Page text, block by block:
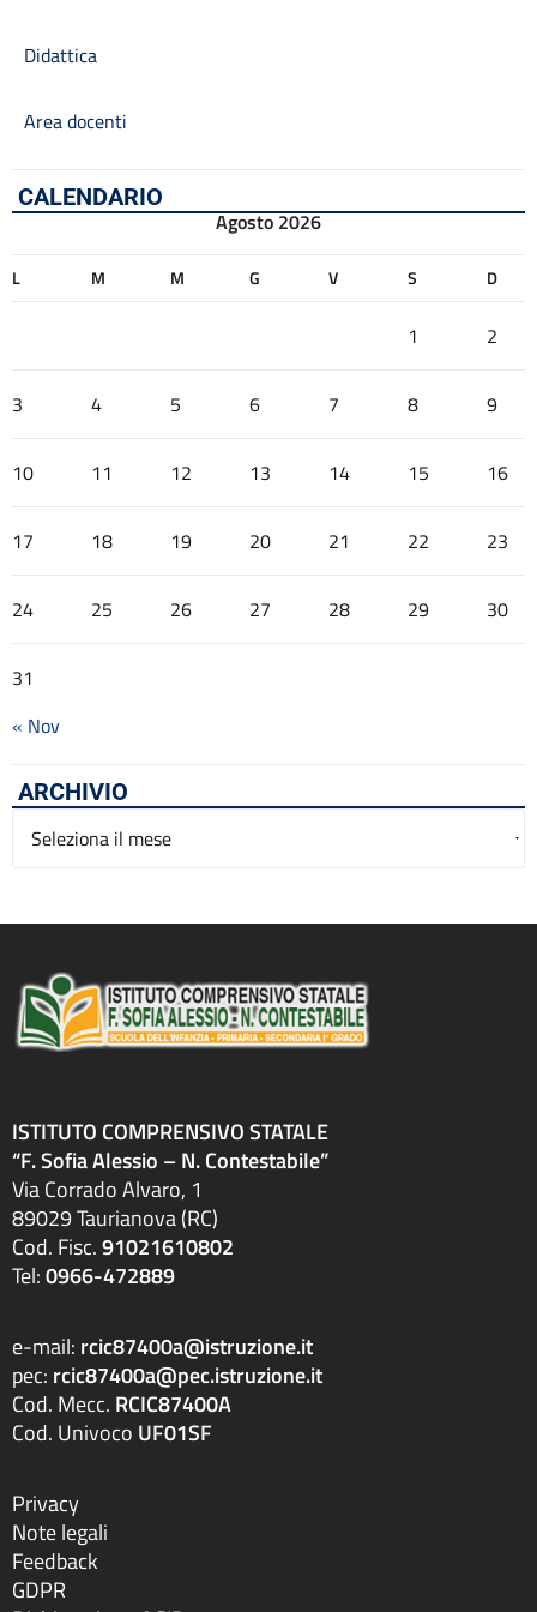
Didattica
Area docenti
CALENDARIO
Agosto 2026
L M M G V S D
1 2
3 4 5 6 7 8 9
10 11 12 13 14 15 16
17 18 19 20 21 22 23
24 25 26 27 28 29 30
31
« Nov
ARCHIVIO
Archivio
ISTITUTO COMPRENSIVO STATALE
“F. Sofia Alessio – N. Contestabile”
Via Corrado Alvaro, 1
89029 Taurianova (RC)
Cod. Fisc.91021610802
Tel:0966-472889
e-mail: rcic87400a@istruzione.it
pec: rcic87400a@pec.istruzione.it
Cod. Mecc. RCIC87400A
Cod. Univoco UF01SF
Privacy
Note legali
Feedback
GDPR